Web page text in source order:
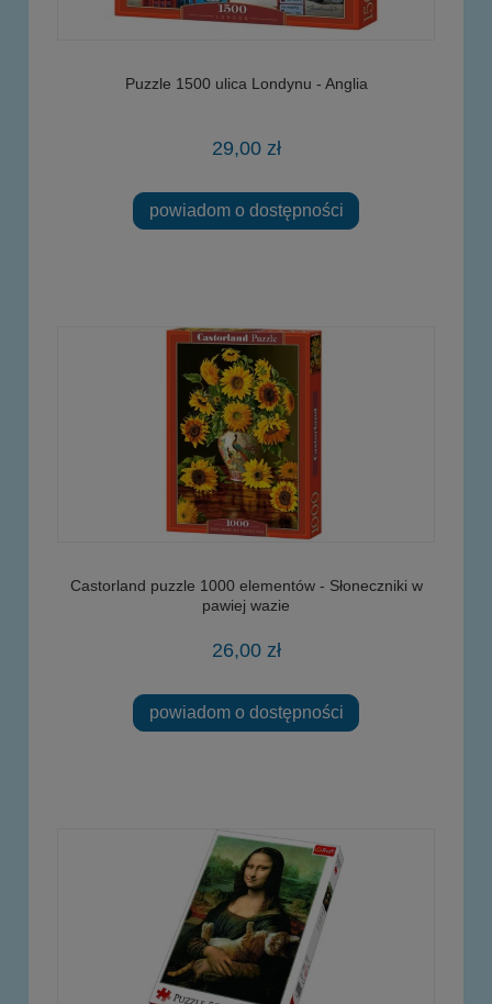
Puzzle 1500 ulica Londynu - Anglia
29,00 zł
powiadom o dostępności
Castorland puzzle 1000 elementów - Słoneczniki w
pawiej wazie
26,00 zł
powiadom o dostępności